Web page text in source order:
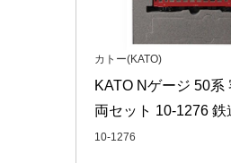
カトー(KATO)
KATO Nゲージ 50系
両セット 10-1276 鉄
10-1276